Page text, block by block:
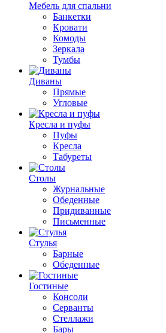
Мебель для спальни
Банкетки
Кровати
Комоды
Зеркала
Тумбы
Диваны
Прямые
Угловые
Кресла и пуфы
Пуфы
Кресла
Табуреты
Столы
Журнальные
Обеденные
Придиванные
Письменные
Стулья
Барные
Обеденные
Гостиные
Консоли
Серванты
Стеллажи
Бары